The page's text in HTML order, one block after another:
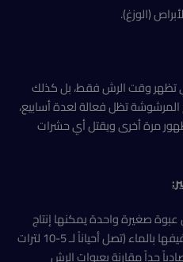
(الوزغ).
تظهر وقت الرش فقط، بل كذلك
تظل فعالة لعدة أسابيع،
مرة أخرى ويقتل أي حشرات
:
عبوة صغيرة واحدة يمكنها إنتاج
كمية كبيرة من سائل الرش بعد تخفيفها بالماء (تصل أحياناً لـ 5-10 لترات
جداً مقارنة بعبوات الرش